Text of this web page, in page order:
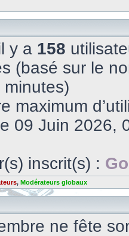
y a 158
(basé sur le
maximum
09 Juin 2026,
inscrit(s) :
, Modérateurs globaux
ne fête